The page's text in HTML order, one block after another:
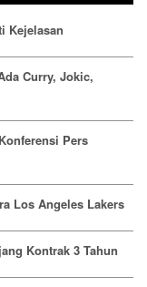
Kejelasan
Curry, Jokic,
Pers
Los Angeles Lakers
Kontrak 3 Tahun